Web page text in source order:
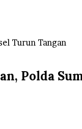
Turun Tangan
Polda